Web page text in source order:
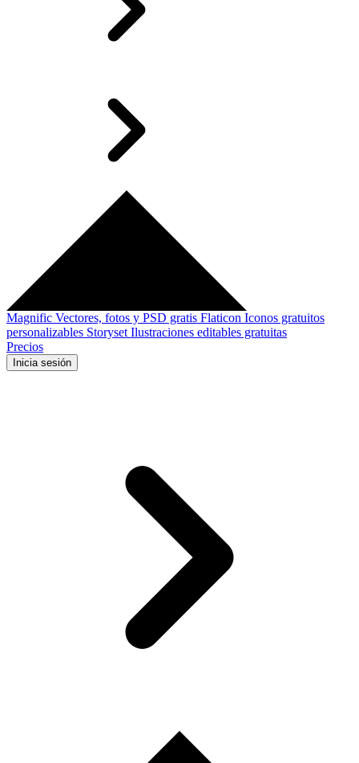
Magnific Vectores, fotos y PSD gratis Flaticon Iconos gratuitos
personalizables Storyset Ilustraciones editables gratuitas
Precios
Inicia sesión